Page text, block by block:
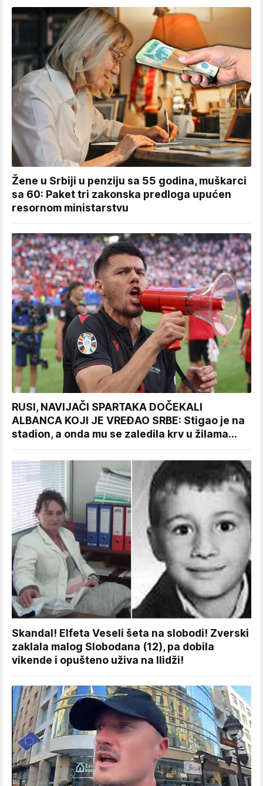
Žene u Srbiji u penziju sa 55 godina, muškarci
sa 60: Paket tri zakonska predloga upućen
resornom ministarstvu
RUSI, NAVIJAČI SPARTAKA DOČEKALI
ALBANCA KOJI JE VREĐAO SRBE: Stigao je na
stadion, a onda mu se zaledila krv u žilama...
Skandal! Elfeta Veseli šeta na slobodi! Zverski
zaklala malog Slobodana (12), pa dobila
vikende i opušteno uživa na Ilidži!